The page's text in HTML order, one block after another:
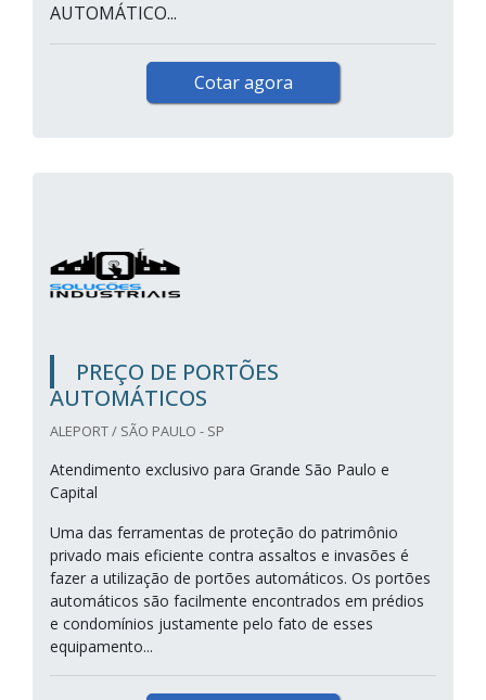
AUTOMÁTICO...
Cotar agora
PREÇO DE PORTÕES
AUTOMÁTICOS
ALEPORT / SÃO PAULO - SP
Atendimento exclusivo para Grande São Paulo e
Capital
Uma das ferramentas de proteção do patrimônio
privado mais eficiente contra assaltos e invasões é
fazer a utilização de portões automáticos. Os portões
automáticos são facilmente encontrados em prédios
e condomínios justamente pelo fato de esses
equipamento...